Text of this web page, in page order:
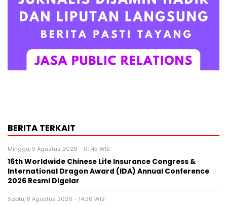
BERITA TERKAIT
Minggu, 9 Agustus 2026 - 01:45 WIB
16th Worldwide Chinese Life Insurance Congress &
International Dragon Award (IDA) Annual Conference
2026 Resmi Digelar
Sabtu, 8 Agustus 2026 - 14:26 WIB